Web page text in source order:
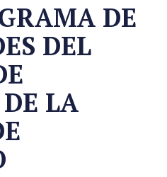
DE
DEL
LA